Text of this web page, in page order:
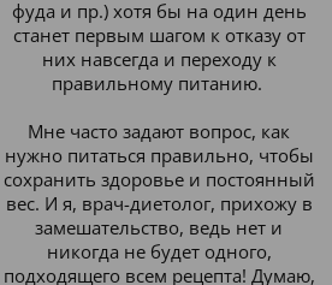
фуда и пр.) хотя бы на один день
станет первым шагом к отказу от
них навсегда и переходу к
правильному питанию.
Мне часто задают вопрос, как
нужно питаться правильно, чтобы
сохранить здоровье и постоянный
вес. И я, врач-диетолог, прихожу в
замешательство, ведь нет и
никогда не будет одного,
подходящего всем рецепта! Думаю,